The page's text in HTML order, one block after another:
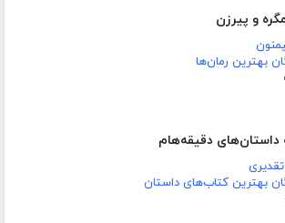
و پیرزن
بهترین رمان‌ها
داستان‌های دقیقه‌هام
تقدیری
بهترین کتاب‌های داستان